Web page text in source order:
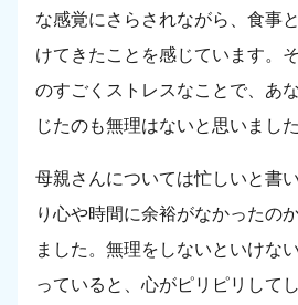
な感覚にさらされながら、食事
けてきたことを感じています。
のすごくストレスなことで、あ
じたのも無理はないと思いました
母親さんについては忙しいと書
り心や時間に余裕がなかったの
ました。無理をしないといけな
っていると、心がピリピリして